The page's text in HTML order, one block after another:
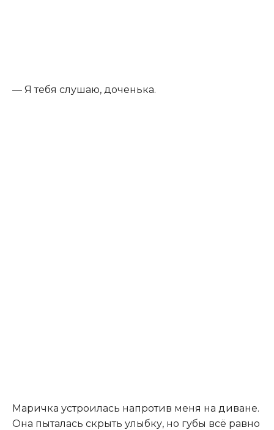
— Я тебя слушаю, доченька.
Маричка устроилась напротив меня на диване.
Она пыталась скрыть улыбку, но губы всё равно